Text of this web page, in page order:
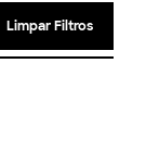
Limpar Filtros